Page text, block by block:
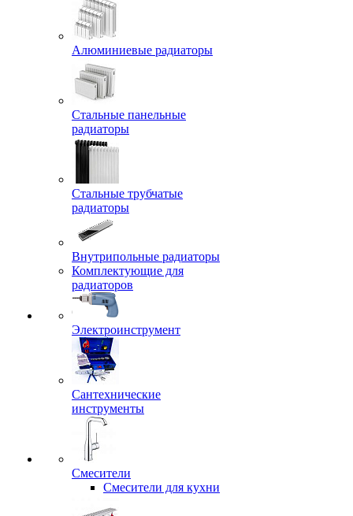
Алюминиевые радиаторы
Стальные панельные
радиаторы
Стальные трубчатые
радиаторы
Внутрипольные радиаторы
Комплектующие для
радиаторов
Электроинструмент
Сантехнические
инструменты
Смесители
Смесители для кухни